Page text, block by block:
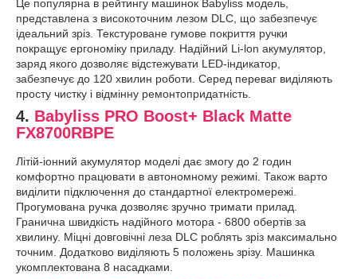
Це популярна в рейтингу машинок Babyliss модель,
представлена з високоточним лезом DLC, що забезпечує
ідеальний зріз. Текстуроване гумове покриття ручки
покращує ергономіку приладу. Надійний Li-lon акумулятор,
заряд якого дозволяє відстежувати LED-індикатор,
забезпечує до 120 хвилин роботи. Серед переваг виділяють
просту чистку і відмінну ремонтопридатність.
4. Babyliss PRO Boost+ Black Matte
FX8700RBPE
Літій-іонний акумулятор моделі дає змогу до 2 годин
комфортно працювати в автономному режимі. Також варто
виділити підключення до стандартної електромережі.
Прогумована ручка дозволяє зручно тримати прилад.
Гранична швидкість надійного мотора - 6800 обертів за
хвилину. Міцні довговічні леза DLC роблять зріз максимально
точним. Додатково виділяють 5 положень зрізу. Машинка
укомплектована 8 насадками.